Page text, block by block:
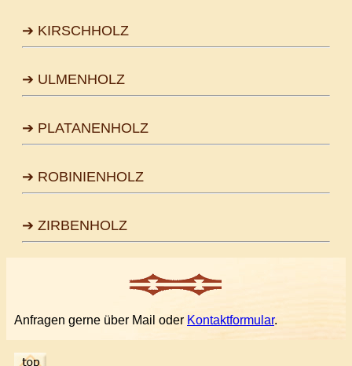
➔ KIRSCHHOLZ
➔ ULMENHOLZ
➔ PLATANENHOLZ
➔ ROBINIENHOLZ
➔ ZIRBENHOLZ
Anfragen gerne über Mail oder Kontaktformular.